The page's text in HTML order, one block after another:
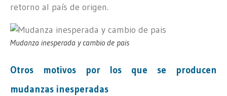
retorno al país de origen.
Mudanza inesperada y cambio de pais
Otros motivos por los que se producen
mudanzas inesperadas